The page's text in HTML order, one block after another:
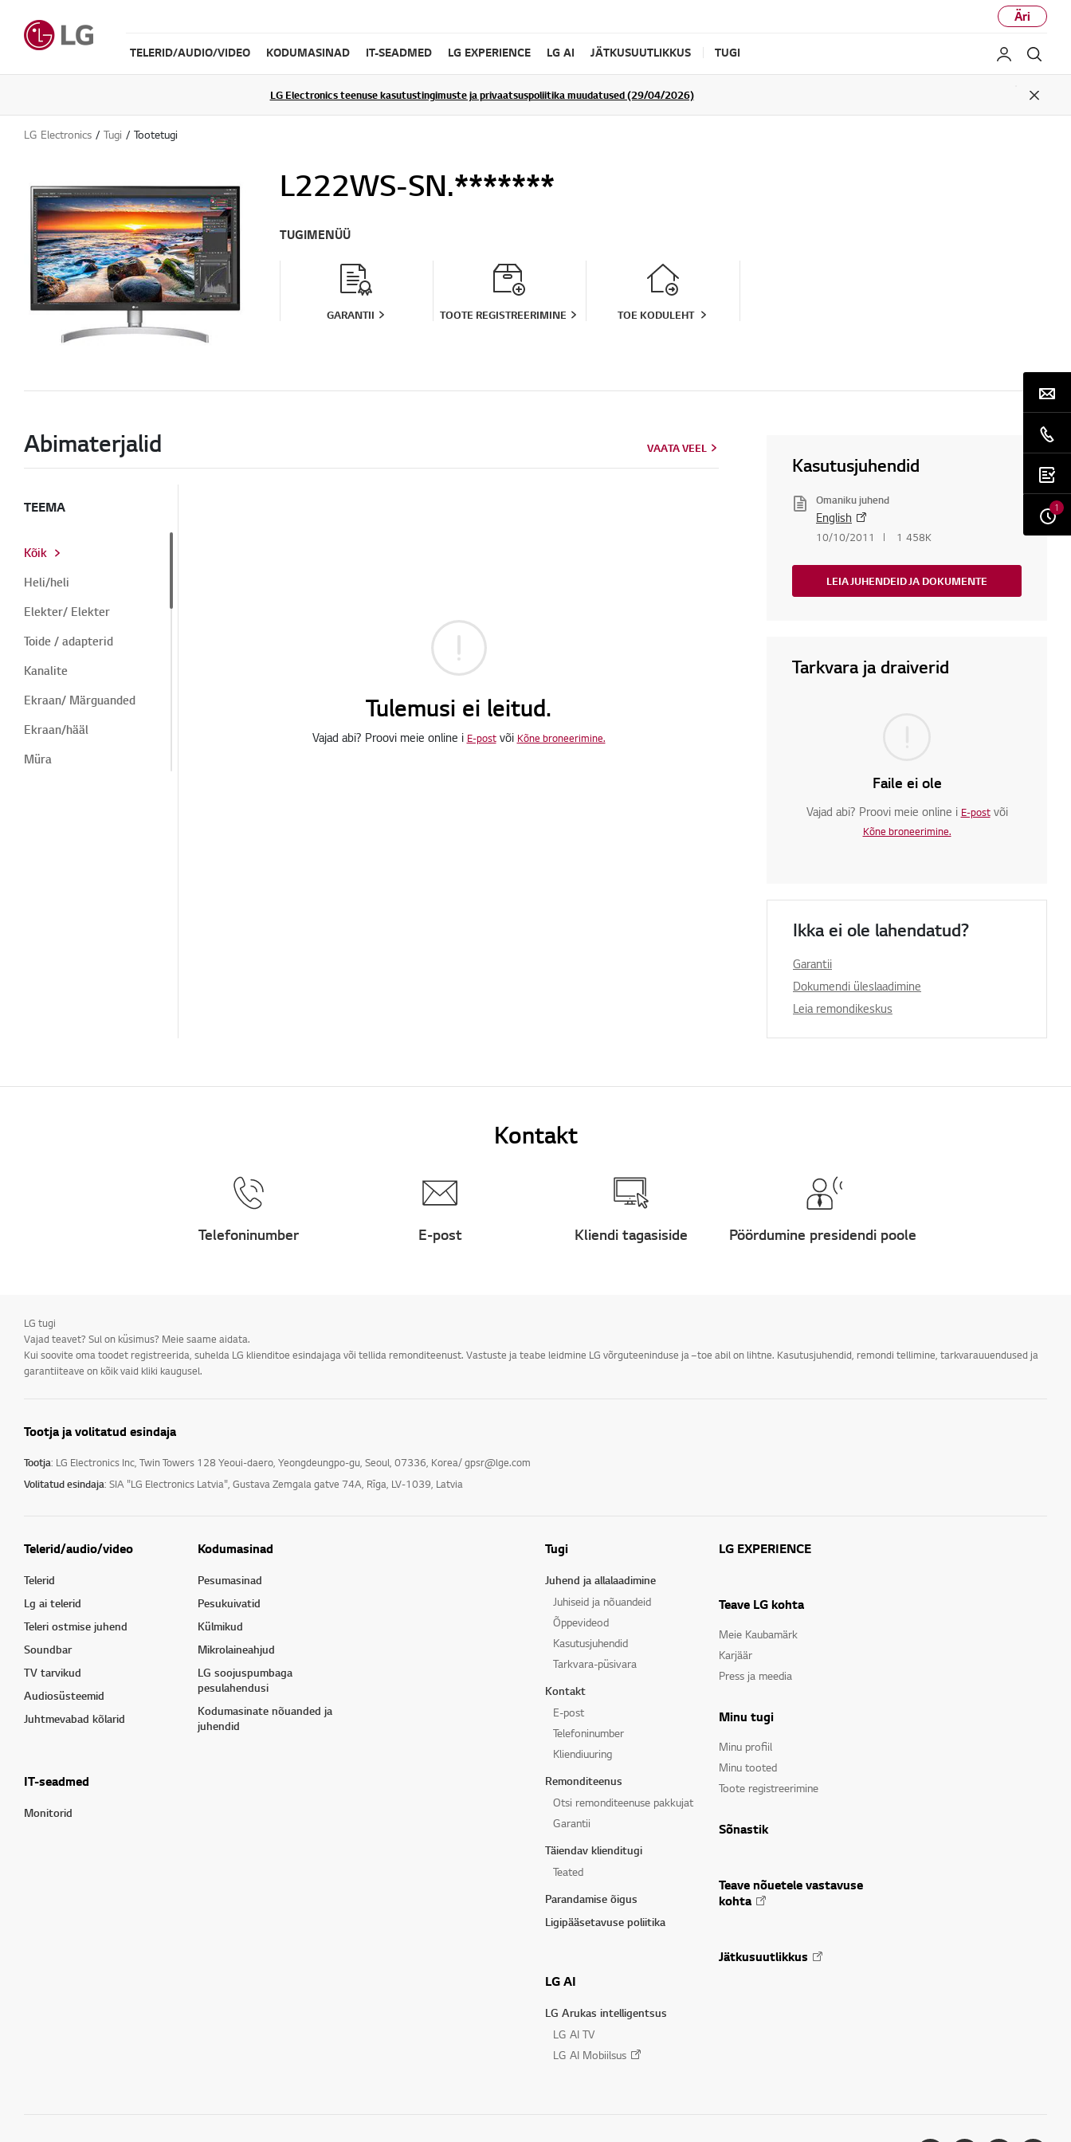
Äri
TELERID/AUDIO/VIDEO KODUMASINAD IT-SEADMED LG EXPERIENCE LG AI JÄTKUSUUTLIKKUS TUGI Minu LG
LG Electronics teenuse kasutustingimuste ja privaatsuspoliitika muudatused (29/04/2026)
Close
LG Electronics Tugi Tootetugi
L222WS-SN.*******
TUGIMENÜÜ
GARANTII TOOTE REGISTREERIMINE TOE KODULEHT
Abimaterjalid VAATA VEEL
TEEMA
Kõik
Heli/heli
Elekter/ Elekter
Toide / adapterid
Kanalite
Ekraan/ Märguanded
Ekraan/hääl
Müra
Tulemusi ei leitud.
Vajad abi? Proovi meie online i E-postvõi Kõne broneerimine.
Kasutusjuhendid
Omaniku juhend
English
10/10/2011 1 458K
LEIA JUHENDEID JA DOKUMENTE
Tarkvara ja draiverid
Faile ei ole
Vajad abi? Proovi meie online i E-postvõi
Kõne broneerimine.
Ikka ei ole lahendatud?
Garantii
Dokumendi üleslaadimine
Leia remondikeskus
Kontakt
Telefoninumber E-post Kliendi tagasiside Pöördumine presidendi poole
1
LG tugi
Vajad teavet? Sul on küsimus? Meie saame aidata.
Kui soovite oma toodet registreerida, suhelda LG klienditoe esindajaga või tellida remonditeenust. Vastuste ja teabe leidmine LG võrguteeninduse ja –toe abil on lihtne. Kasutusjuhendid, remondi tellimine, tarkvarauuendused ja
garantiiteave on kõik vaid kliki kaugusel.
Tootja ja volitatud esindaja
Tootja: LG Electronics Inc, Twin Towers 128 Yeoui-daero, Yeongdeungpo-gu, Seoul, 07336, Korea/ gpsr@lge.com
Volitatud esindaja: SIA "LG Electronics Latvia", Gustava Zemgala gatve 74A, Rīga, LV-1039, Latvia
Telerid/audio/video
Telerid
Lg ai telerid
Teleri ostmise juhend
Soundbar
TV tarvikud
Audiosüsteemid
Juhtmevabad kõlarid
Kodumasinad
Pesumasinad
Pesukuivatid
Külmikud
Mikrolaineahjud
LG soojuspumbaga
pesulahendusi
Kodumasinate nõuanded ja
juhendid
IT-seadmed
Monitorid
Tugi
Juhend ja allalaadimine
Juhiseid ja nõuandeid
Õppevideod
Kasutusjuhendid
Tarkvara-püsivara
Kontakt
E-post
Telefoninumber
Kliendiuuring
Remonditeenus
Otsi remonditeenuse pakkujat
Garantii
Täiendav klienditugi
Teated
Parandamise õigus
Ligipääsetavuse poliitika
LG AI
LG Arukas intelligentsus
LG AI TV
LG AI Mobiilsus
LG EXPERIENCE
Teave LG kohta
Meie Kaubamärk
Karjäär
Press ja meedia
Minu tugi
Minu profiil
Minu tooted
Toote registreerimine
Sõnastik
Teave nõuetele vastavuse
kohta
Jätkusuutlikkus